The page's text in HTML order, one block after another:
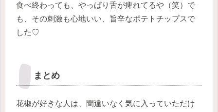
食べ終わっても、やっぱり舌が痺れてるや（笑）で
も、その刺激も心地いい、旨辛なポテトチップスで
した♡
まとめ
花椒が好きな人は、間違いなく気に入っていただけ